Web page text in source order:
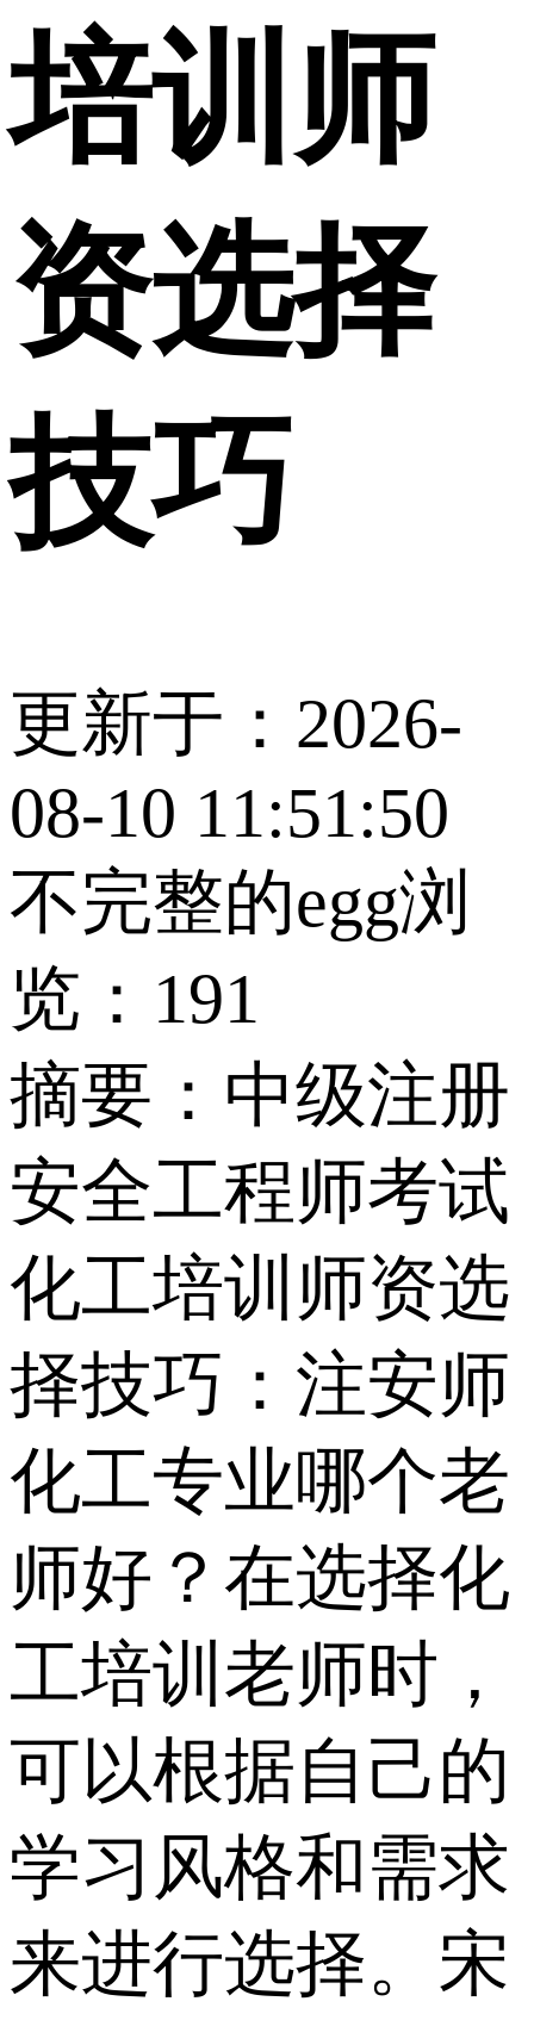
培训师
资选择
技巧
更新于：2026-
08-10 11:51:50
不完整的egg浏
览：191
摘要： 中级注册
安全工程师考试
化工培训师资选
择技巧：注安师
化工专业哪个老
师好？在选择化
工培训老师时，
可以根据自己的
学习风格和需求
来进行选择。宋